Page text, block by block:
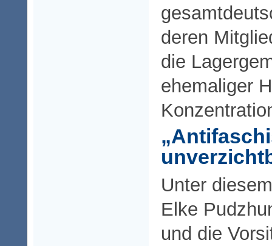
deren
die
ehemaliger
Unter
Elke
und die